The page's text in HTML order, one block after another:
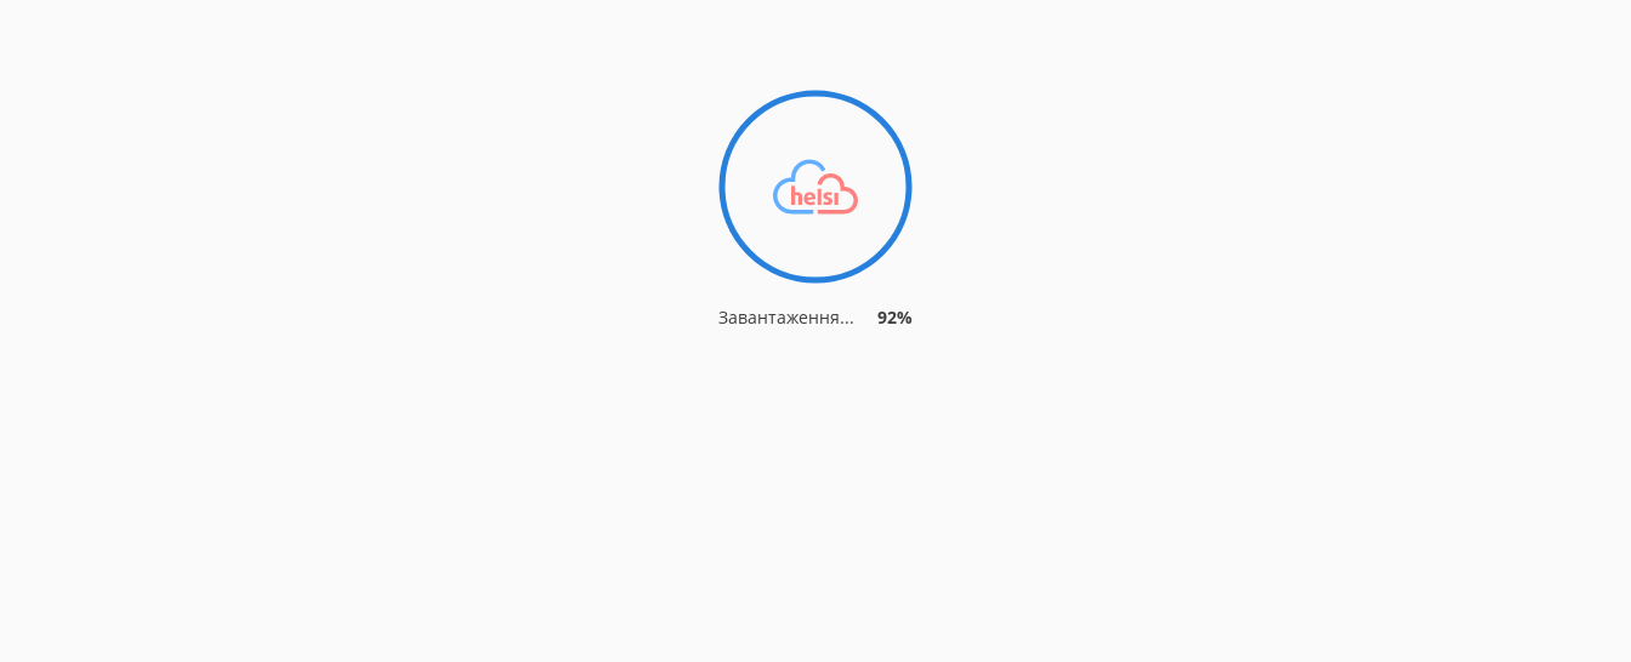
Завантаження... 92%